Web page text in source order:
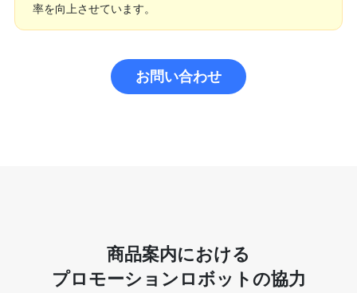
率を向上させています。
お問い合わせ
商品案内における
プロモーションロボットの協力